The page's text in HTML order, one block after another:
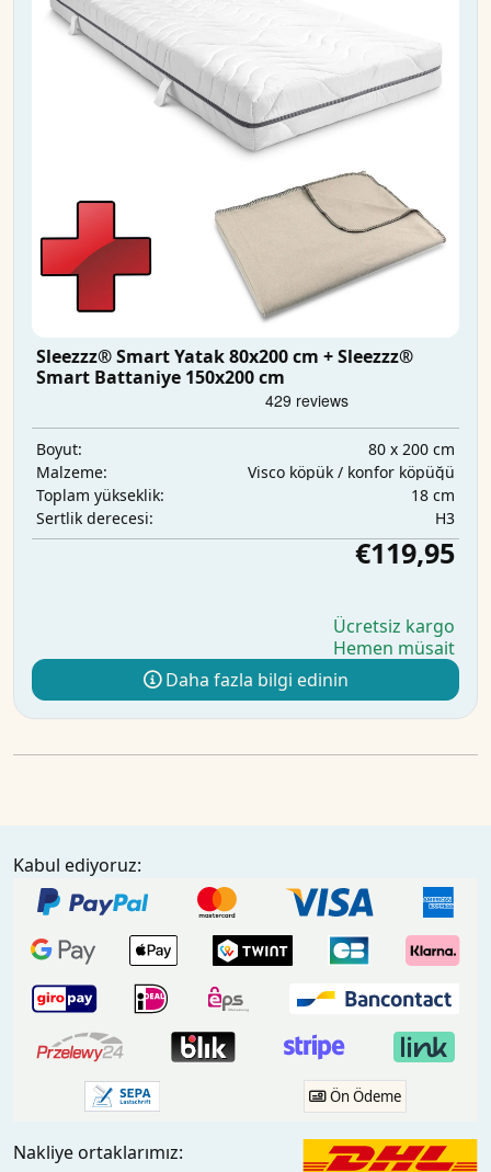
Sleezzz® Smart Yatak 80x200 cm + Sleezzz®
Smart Battaniye 150x200 cm
Boyut:
80 x 200 cm
Malzeme:
Visco köpük / konfor köpüğü
Toplam yükseklik:
18 cm
Sertlik derecesi:
H3
€119,95
Ücretsiz kargo
Hemen müsait
Daha fazla bilgi edinin
Kabul ediyoruz:
Ön Ödeme
Nakliye ortaklarımız: